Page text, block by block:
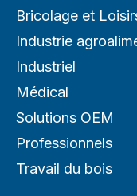
Bricolage et
Industrie
Industriel
Médical
Solutions OEM
Professionnels
Travail du bois